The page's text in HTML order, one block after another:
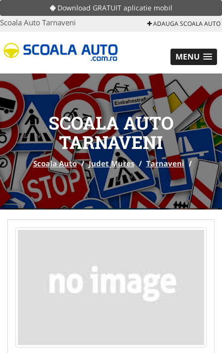
Download GRATUIT aplicatie mobil
Scoala Auto Tarnaveni ADAUGA SCOALA AUTO
MENU
SCOALA AUTO
TARNAVENI
Scoala Auto / Judet Mures / Tarnaveni /